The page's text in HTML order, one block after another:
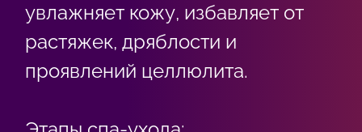
увлажняет кожу, избавляет от
растяжек, дряблости и
проявлений целлюлита.